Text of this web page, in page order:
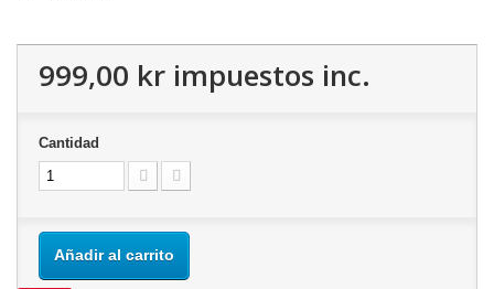
999,00 kr impuestos inc.
Cantidad
Añadir al carrito